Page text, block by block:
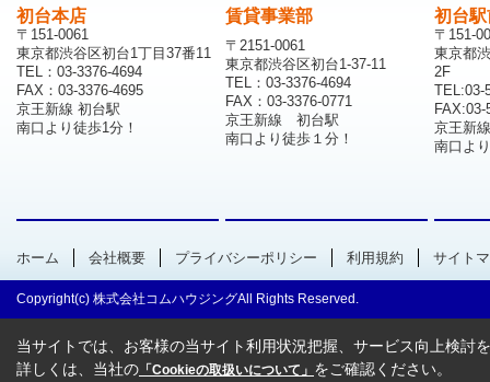
初台本店
〒151-0061
東京都渋谷区初台1丁目37番11
TEL：03-3376-4694
FAX：03-3376-4695
京王新線 初台駅
南口より徒歩1分！
賃貸事業部
〒2151-0061
東京都渋谷区初台1-37-11
TEL：03-3376-4694
FAX：03-3376-0771
京王新線 初台駅
南口より徒歩１分！
初台
〒151-
東京都
2F
TEL:03-
FAX:03-
京王新
南口よ
ホーム 会社概要 プライバシーポリシー 利用規約 サイト
Copyright(c) 株式会社コムハウジングAll Rights Reserved.
当サイトでは、お客様の当サイト利用状況把握、サービス向上検討
詳しくは、当社の 「Cookieの取扱いについて」 をご確認ください。